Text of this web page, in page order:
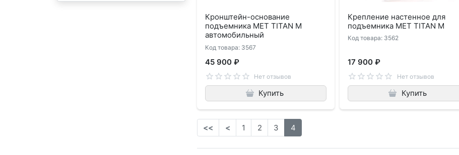
Кронштейн-основание
подъемника MET TITAN M
автомобильный
Код товара: 3567
45 900 ₽
Нет отзывов
Купить
Крепление настенное для
подъемника MET TITAN M
Код товара: 3562
17 900 ₽
Нет отзывов
Купить
<< < 1 2 3 4